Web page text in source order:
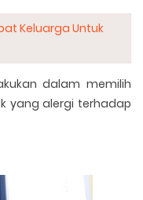
Keluarga Untuk
dalam memilih
yang alergi terhadap